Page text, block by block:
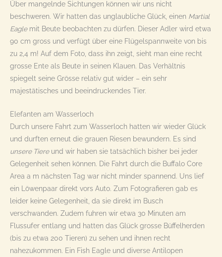
Über mangelnde Sichtungen können wir uns nicht
beschweren. Wir hatten das unglaubliche Glück, einen Martial
Eaglemit Beute beobachten zu dürfen. Dieser Adler wird etwa
90 cm gross und verfügt über eine Flügelspannweite von bis
zu 2,4 m! Auf dem Foto, dass ihn zeigt, sieht man eine recht
grosse Ente als Beute in seinen Klauen. Das Verhältnis
spiegelt seine Grösse relativ gut wider – ein sehr
majestätisches und beeindruckendes Tier.
Elefanten am Wasserloch
Durch unsere Fahrt zum Wasserloch hatten wir wieder Glück
und durften erneut die grauen Riesen bewundern. Es sind
unsere Tiereund wir haben sie tatsächlich bisher bei jeder
Gelegenheit sehen können. Die Fahrt durch die Buffalo Core
Area a m nächsten Tag war nicht minder spannend. Uns lief
ein Löwenpaar direkt vors Auto. Zum Fotografieren gab es
leider keine Gelegenheit, da sie direkt im Busch
verschwanden. Zudem fuhren wir etwa 30 Minuten am
Flussufer entlang und hatten das Glück grosse Büffelherden
(bis zu etwa 200 Tieren) zu sehen und ihnen recht
nahezukommen. Ein Fish Eagle und diverse Antilopen